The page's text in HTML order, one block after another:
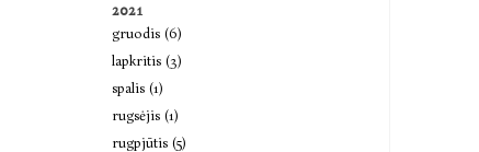
2021
gruodis (6)
lapkritis (3)
spalis (1)
rugsėjis (1)
rugpjūtis (5)